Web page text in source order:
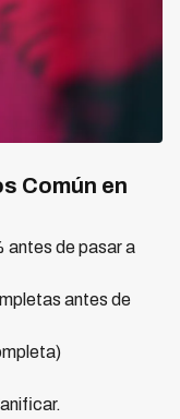
Común en
antes de pasar a
antes de